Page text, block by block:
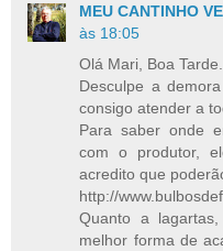
MEU CANTINHO
às 18:05
Olá Mari, Boa Tarde.
Desculpe a
consigo atender a
Para saber onde
com o produtor,
acredito que
http://
Quanto a
melhor forma de